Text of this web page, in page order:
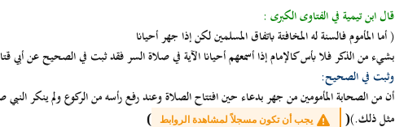
قال ابن تيمية في الفتاوى الكبرى :
( أما المأموم فالسنة له المخافتة باتفاق المسلمين لكن إذا جهر أحيانا
بشيء من الذكر فلا بأس كالإمام إذا أسمعهم أحيانا الآية في صلاة السر فقد ثبت في الصحيح عن أبي
وثبت في الصحيح:
أن من الصحابة المأمومين من جهر بدعاء حين افتتاح الصلاة وعند رفع رأسه من الركوع ولم ينكر
مثل ذلك.)( يجب أن تكون مسجلاً لمشاهدة الروابط )